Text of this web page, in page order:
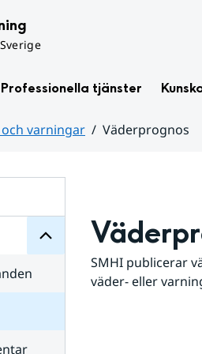
Professionella tjänster
varningar
Väderprognos
för
varningar
SMHI publicerar
väder- eller